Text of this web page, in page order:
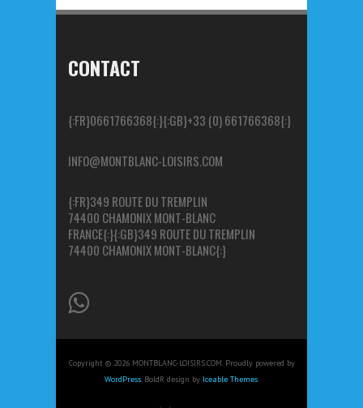
CONTACT
{:FR}0661766368{:}{:GB}+33 (0) 661766368{:}
INFO@MONTBLANC-LOISIRS.COM
{:FR}349 ROUTE DU TREMPLIN
74400 CHAMONIX MONT-BLANC
FRANCE{:}{:GB}349 ROUTE DU TREMPLIN
74400 CHAMONIX MONT-BLANC{:}
Copyright © 2026 MONTBLANC-LOISIRS.COM. Proudly powered by
WordPress. BoldR design by Iceable Themes.